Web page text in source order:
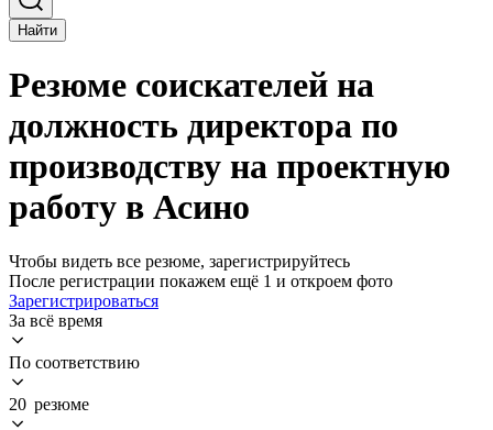
Найти
Резюме соискателей на
должность директора по
производству на проектную
работу в Асино
Чтобы видеть все резюме, зарегистрируйтесь
После регистрации покажем ещё 1 и откроем фото
Зарегистрироваться
За всё время
По соответствию
20 резюме